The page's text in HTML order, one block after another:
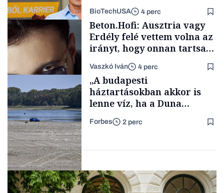
Podcast
Content Lab HUB
BioTechUSA 4 perc
Forbes-sztori
Beton.Hofi: Ausztria vagy
Erdély felé vettem volna az
irányt, hogy onnan tartsam
lélegeztetőgépen a magyar
zenét
Vaszkó Iván 4 perc
Energia
„A budapesti
háztartásokban akkor is
lenne víz, ha a Duna
medrében már egy cseppet
se találnánk”
Forbes 2 perc